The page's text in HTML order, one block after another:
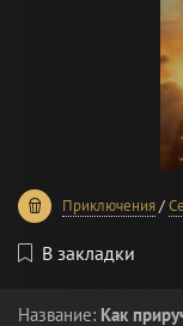
Приключения/
80
В закладки
Название: Как